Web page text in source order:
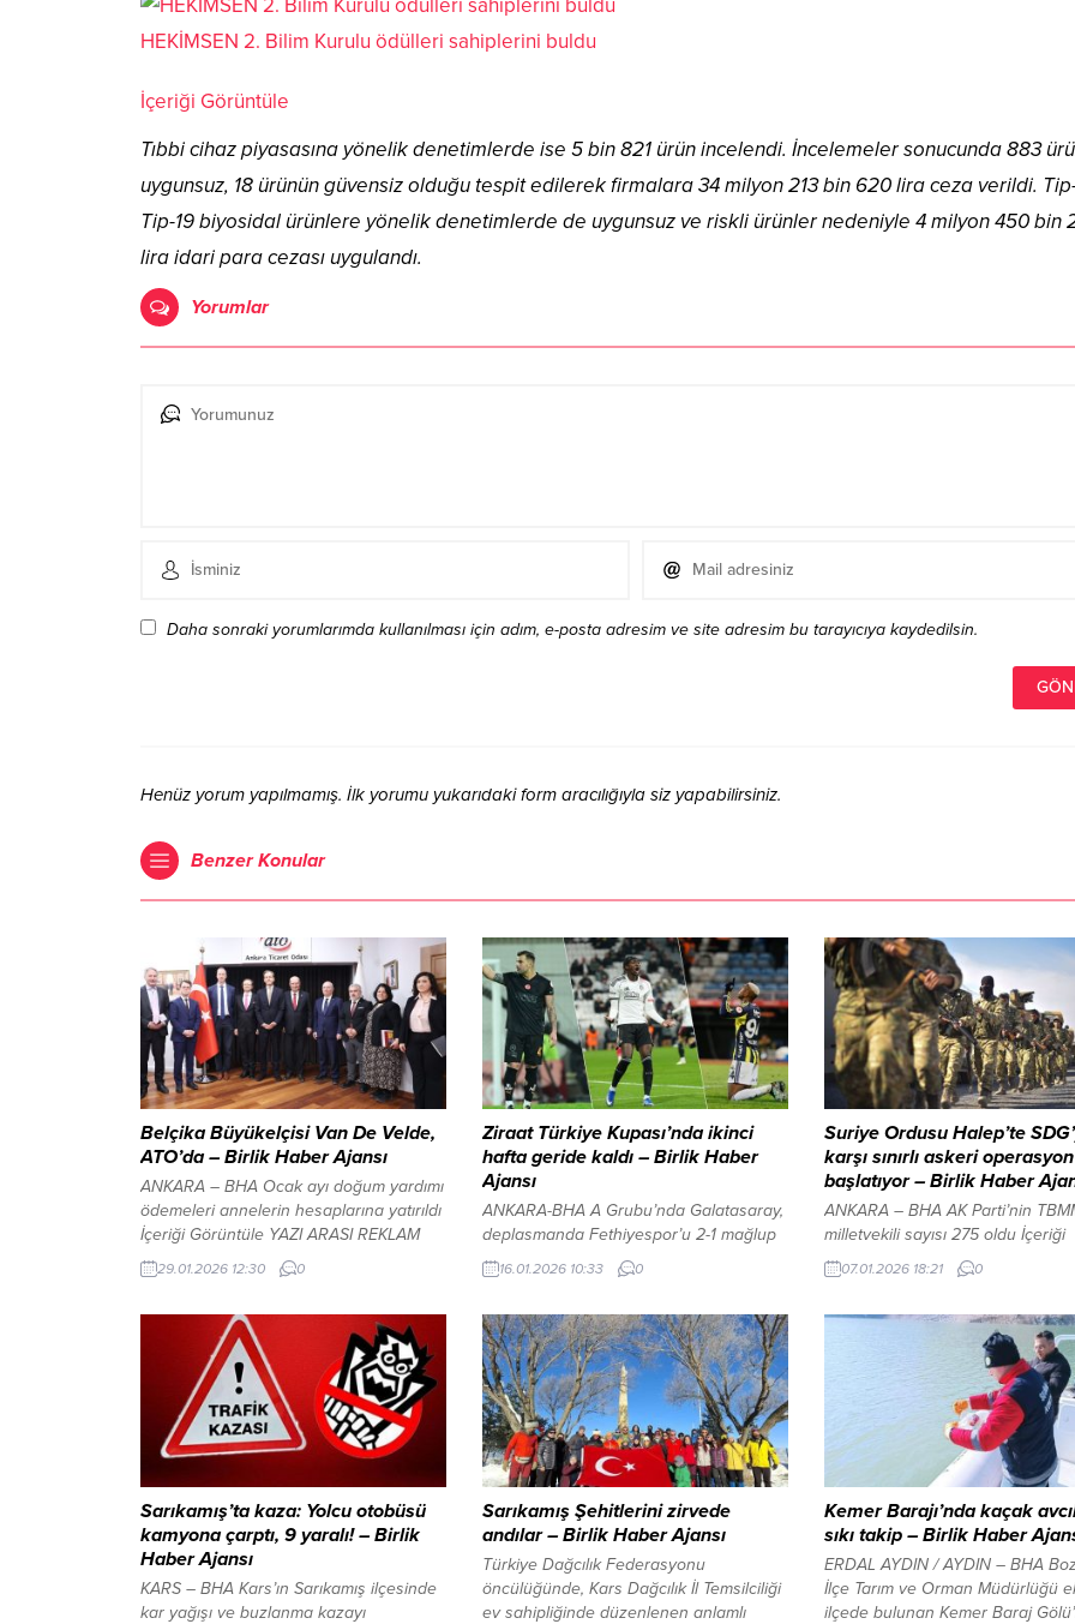
HEKİMSEN 2. Bilim Kurulu ödülleri sahiplerini buldu
İçeriği Görüntüle
Tıbbi cihaz piyasasına yönelik denetimlerde ise 5 bin 821 ürün incelendi. İncelemeler sonucunda 883
uygunsuz, 18 ürünün güvensiz olduğu tespit edilerek firmalara 34 milyon 213 bin 620 lira ceza verildi.
Tip-19 biyosidal ürünlere yönelik denetimlerde de uygunsuz ve riskli ürünler nedeniyle 4 milyon 450 bin
lira idari para cezası uygulandı.
Yorumlar
Daha sonraki yorumlarımda kullanılması için adım, e-posta adresim ve site adresim bu tarayıcıya kaydedilsin.
Henüz yorum yapılmamış. İlk yorumu yukarıdaki form aracılığıyla siz yapabilirsiniz.
Benzer Konular
Belçika Büyükelçisi Van De Velde,
ATO’da – Birlik Haber Ajansı
ANKARA – BHA Ocak ayı doğum yardımı
ödemeleri annelerin hesaplarına yatırıldı
İçeriği Görüntüle YAZI ARASI REKLAM
ALANI Belçika Kraliçesi Mathilde’nin
başkanlık edeceği Belçikalı iş
Mayıs 2026’da Türkiye’de
gerçekleştireceği toplantı öncesinde
Belçika Büyükelçisi Hendrik Van de
Velde, Ankara Ticaret Odası (ATO)
Yönetim Kurulu Başkanı Gürsel Baran’ı
ziyaret...
29.01.2026 12:30 0
Ziraat Türkiye Kupası’nda ikinci
hafta geride kaldı – Birlik Haber
Ajansı
ANKARA-BHA A Grubu’nda Galatasaray,
deplasmanda Fethiyespor’u 2-1 mağlup
ederek grupta 2’de 2 yaptı. Sarı-kırmızılı
ekip, 6 puanla zirvedeki yerini korurken,
Alanyaspor’un 2 puan önünde haftayı
tamamladı. Trabzonspor ise İstanbulspor
karşısında aldığı 6-1’lik galibiyetle
haftanın en farklı skorlarından birine
imza attı. Bordo-mavililer bu sonuçla
puanını 3’e yükselterek...
16.01.2026 10:33 0
Suriye Ordusu Halep’te
karşı sınırlı askeri operasyon
başlatıyor – Birlik Haber
ANKARA – BHA AK Parti’nin
milletvekili sayısı 275 oldu İçeriği
Görüntüle YAZI ARASI REKLAM
Suriye Enformasyon Bakanlığı Dış
yapılan açıklamada, son bir ay
SDG’nin gerçekleştirdiği
20’den fazla sivilin ve 25’i aşkın
hayatını kaybettiği, 150’den
ise yaralandığı belirtildi.
söz...
07.01.2026 18:21 0
Sarıkamış’ta kaza: Yolcu otobüsü
kamyona çarptı, 9 yaralı! – Birlik
Haber Ajansı
KARS – BHA ​Kars’ın Sarıkamış ilçesinde
kar yağışı ve buzlanma kazayı
Sarıkamış Şehitlerini zirvede
andılar – Birlik Haber Ajansı
Türkiye Dağcılık Federasyonu
öncülüğünde, Kars Dağcılık İl Temsilciliği
ev sahipliğinde düzenlenen anlamlı
Kemer Barajı’nda kaçak
sıkı takip – Birlik Haber
ERDAL AYDIN / AYDIN – BHA
İlçe Tarım ve Orman Müdürlüğü
ilçede bulunan Kemer Baraj